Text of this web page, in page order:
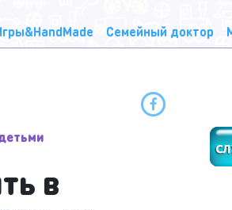
Семейный доктор
в